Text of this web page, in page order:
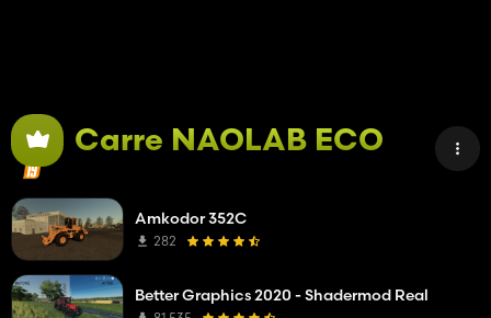
Carre NAOLAB ECO
Amkodor 352C
282
Better Graphics 2020 - Shadermod Real